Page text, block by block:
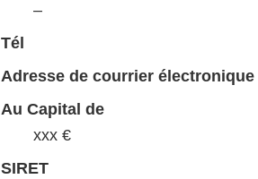
–
Tél
Adresse de courrier électronique
Au Capital de
xxx €
SIRET